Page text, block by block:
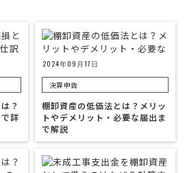
？
詳
2024年09月17日
決算申告
棚卸資産の低価法とは？メリッ
トやデメリット・必要な届出ま
で解説